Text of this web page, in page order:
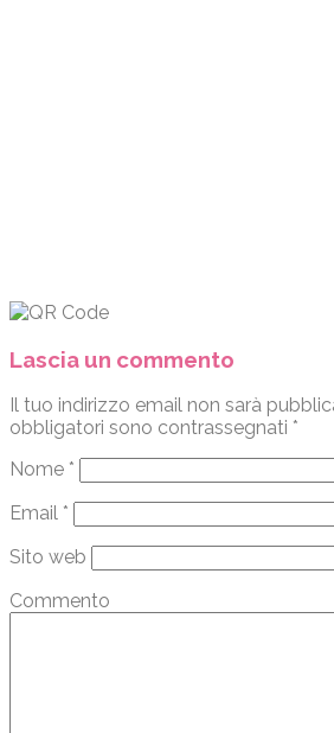
Lascia un commento
Il tuo indirizzo email non sarà
obbligatori sono contrassegnati *
Nome *
Email *
Sito web
Commento